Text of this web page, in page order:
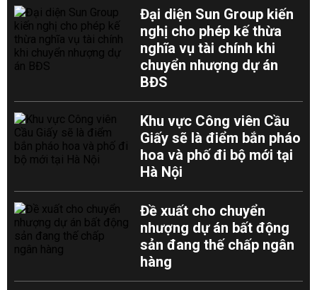
Đại diện Sun Group kiến
nghị cho phép kế thừa
nghĩa vụ tài chính khi
chuyển nhượng dự án
BĐS
Khu vực Công viên Cầu
Giấy sẽ là điểm bắn pháo
hoa và phố đi bộ mới tại
Hà Nội
Đề xuất cho chuyển
nhượng dự án bất động
sản đang thế chấp ngân
hàng